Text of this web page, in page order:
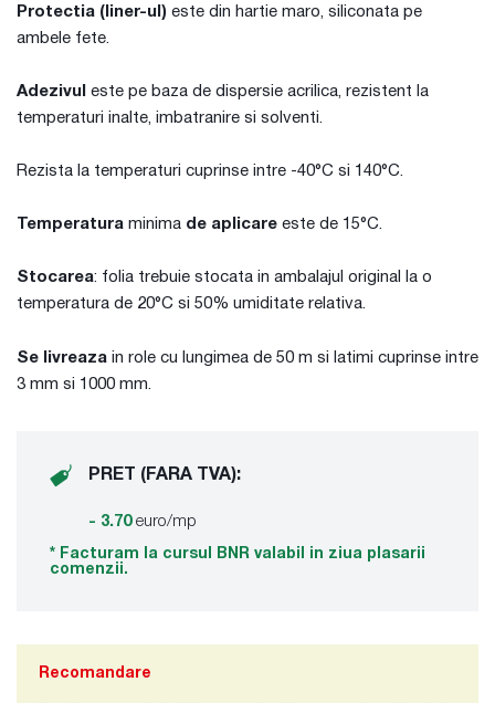
Protectia (liner-ul) este din hartie maro, siliconata pe
ambele fete.
Adezivul este pe baza de dispersie acrilica, rezistent la
temperaturi inalte, imbatranire si solventi.
Rezista la temperaturi cuprinse intre -40°C si 140°C.
Temperatura minima de aplicare este de 15°C.
Stocarea: folia trebuie stocata in ambalajul original la o
temperatura de 20°C si 50% umiditate relativa.
Se livreaza in role cu lungimea de 50 m si latimi cuprinse intre
3 mm si 1000 mm.
PRET (FARA TVA):
- 3.70euro/mp
* Facturam la cursul BNR valabil in ziua plasarii
comenzii.
Recomandare